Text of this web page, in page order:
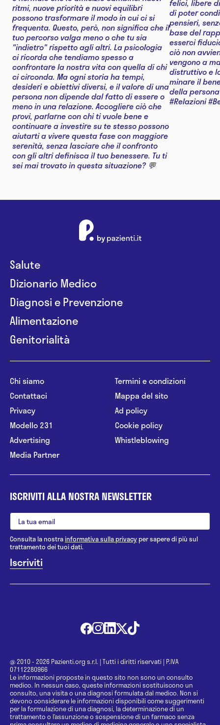
Salute
Dizionario Medico
Diagnosi e Prevenzione
Alimentazione
Genitorialità
Chi siamo
Contattaci
Privacy
Modello 231
Advertising
Media Partner
Termini e condizioni
Mappa del sito
Ad policy
Cookie policy
Whistleblowing
ISCRIVITI ALLA NOSTRA NEWSLETTER
Consulta la nostrainformativa sulla privacy per sapere di più sul
trattamento dei tuoi dati.
@ 2010 - 2026 Pazienti.org s.r.l. | Tutti i diritti riservati | P.IVA
07112280966
Le informazioni proposte in questo sito non sono un consulto
medico. In nessun caso, queste informazioni sostituiscono un
consulto, una visita o una diagnosi formulata dal medico. Non si
devono considerare le informazioni disponibili come suggerimenti
per la formulazione di una diagnosi, la determinazione di un
trattamento o l’assunzione o sospensione di un farmaco senza